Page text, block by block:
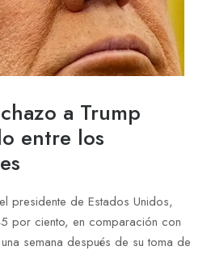
a Trump
entre los
presidente de Estados Unidos,
por ciento, en comparación con
semana después de su toma de